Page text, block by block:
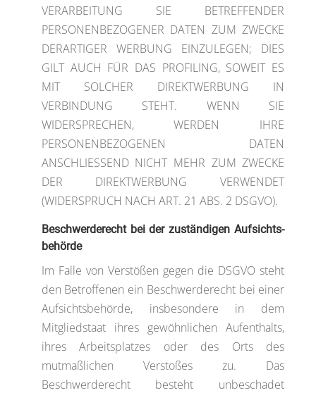
VERARBEITUNG SIE BETREFFENDER
PERSONENBEZOGENER DATEN ZUM ZWECKE
DERARTIGER WERBUNG EINZULEGEN; DIES
GILT AUCH FÜR DAS PROFILING, SOWEIT ES
MIT SOLCHER DIREKTWERBUNG IN
VERBINDUNG STEHT. WENN SIE
WIDERSPRECHEN, WERDEN IHRE
PERSONENBEZOGENEN DATEN
ANSCHLIESSEND NICHT MEHR ZUM ZWECKE
DER DIREKTWERBUNG VERWENDET
(WIDERSPRUCH NACH ART. 21 ABS. 2 DSGVO).
Beschwerde­recht bei der zuständigen Aufsichts­
behörde
Im Falle von Verstößen gegen die DSGVO steht
den Betroffenen ein Beschwerderecht bei einer
Aufsichtsbehörde, insbesondere in dem
Mitgliedstaat ihres gewöhnlichen Aufenthalts,
ihres Arbeitsplatzes oder des Orts des
mutmaßlichen Verstoßes zu. Das
Beschwerderecht besteht unbeschadet